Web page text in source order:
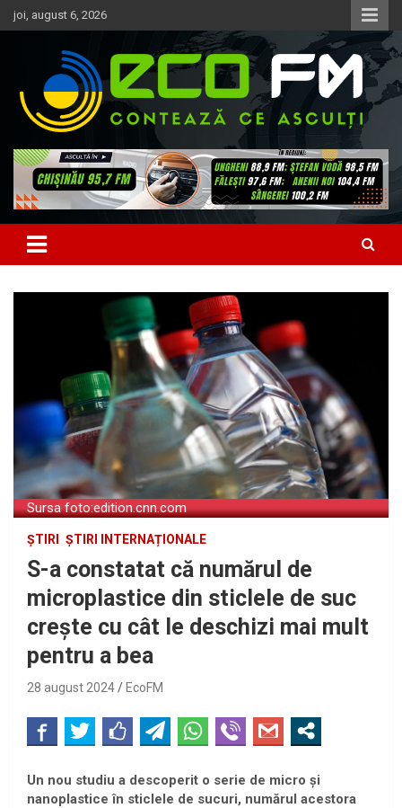
Skip
to
joi, august 6, 2026
EcoFM
Sursa foto:edition.cnn.com
ȘTIRI ȘTIRI INTERNAȚIONALE
S-a constatat că numărul de
microplastice din sticlele de suc
crește cu cât le deschizi mai mult
pentru a bea
28 august 2024 EcoFM
Un nou studiu a descoperit o serie de micro și
nanoplastice în sticlele de sucuri, numărul acestora